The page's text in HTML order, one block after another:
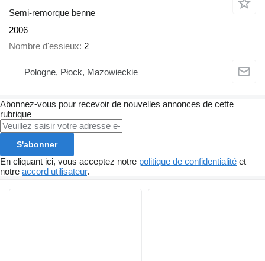
Semi-remorque benne
2006
Nombre d'essieux 2
Pologne, Płock, Mazowieckie
Abonnez-vous pour recevoir de nouvelles annonces de cette
rubrique
S'abonner
En cliquant ici, vous acceptez notre politique de confidentialité et
notre accord utilisateur.